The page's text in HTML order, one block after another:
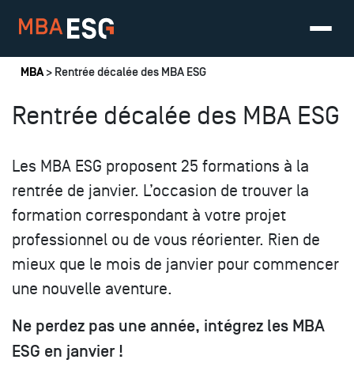
Vous êtes ici
MBA> Rentrée décalée des MBA ESG
Rentrée décalée des MBA ESG
Les MBA ESG proposent 25 formations à la
rentrée de janvier. L’occasion de trouver la
formation correspondant à votre projet
professionnel ou de vous réorienter. Rien de
mieux que le mois de janvier pour commencer
une nouvelle aventure.
Ne perdez pas une année, intégrez les MBA
ESG en janvier !